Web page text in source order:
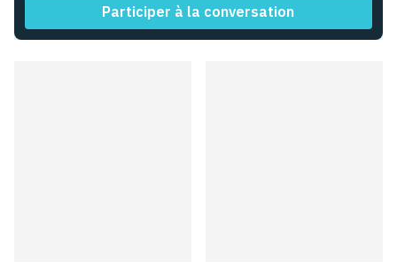
Participer à la conversation